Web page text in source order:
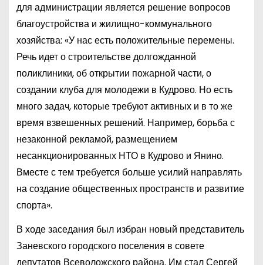
для администрации является решение вопросов
благоустройства и жилищно-коммунального
хозяйства: «У нас есть положительные перемены.
Речь идет о строительстве долгожданной
поликлиники, об открытии пожарной части, о
создании клуба для молодежи в Кудрово. Но есть
много задач, которые требуют активных и в то же
время взвешенных решений. Например, борьба с
незаконной рекламой, размещением
несанкционированных НТО в Кудрово и Янино.
Вместе с тем требуется больше усилий направлять
на создание общественных пространств и развитие
спорта».
В ходе заседания был избран новый представитель
Заневского городского поселения в совете
депутатов Всеволожского района. Им стал Сергей